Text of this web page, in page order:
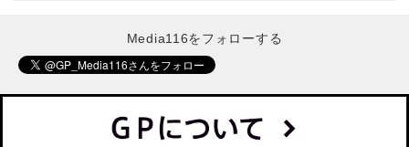
Media116をフォローする